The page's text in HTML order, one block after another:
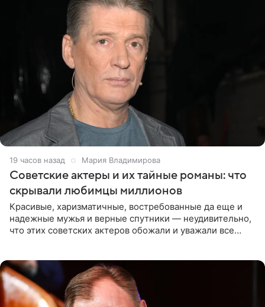
19 часов назад Мария Владимирова
Советские актеры и их тайные романы: что
скрывали любимцы миллионов
Красивые, харизматичные, востребованные да еще и
надежные мужья и верные спутники — неудивительно,
что этих советских актеров обожали и уважали все